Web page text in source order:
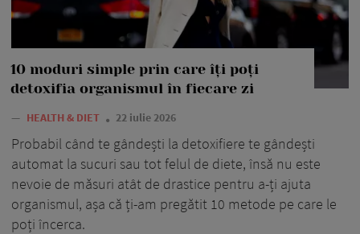
10 moduri simple prin care îți poți
detoxifia organismul în fiecare zi
— HEALTH & DIET 22 iulie 2026
Probabil când te gândești la detoxifiere te gândești
automat la sucuri sau tot felul de diete, însă nu este
nevoie de măsuri atât de drastice pentru a-ți ajuta
organismul, așa că ți-am pregătit 10 metode pe care le
poți încerca.